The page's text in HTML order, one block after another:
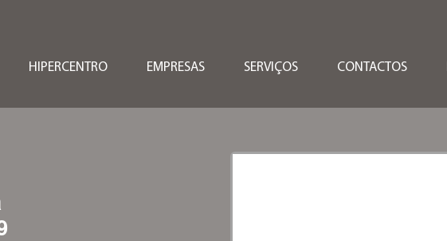
HIPERCENTRO EMPRESAS SERVIÇOS CONTACTOS